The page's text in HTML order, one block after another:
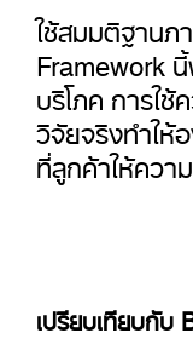
ใช้สมมติฐานภ
Framework
บริโภค การใ
วิจัยจริงทำให้
ที่ลูกค้าให้คว
เปรียบเทียบกับ